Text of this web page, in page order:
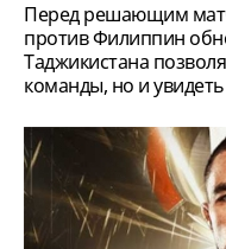
Перед решающим
против Филиппин
Таджикистана
команды, но и